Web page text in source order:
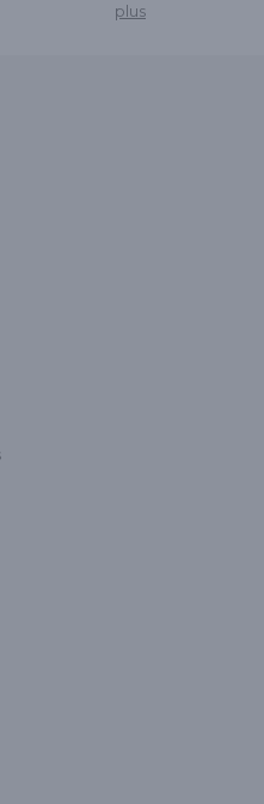
plus